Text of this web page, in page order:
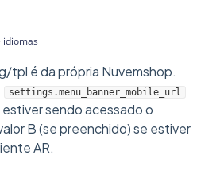
idiomas
tpl é da própria Nuvemshop.
settings.menu_banner_mobile_url
estiver sendo acessado o
B (se preenchido) se estiver
AR.